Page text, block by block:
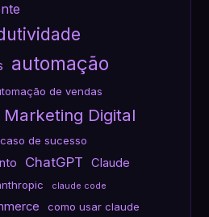
automação
de vendas
Digital
caso de sucesso
ChatGPT Claude
claude code
como usar claude